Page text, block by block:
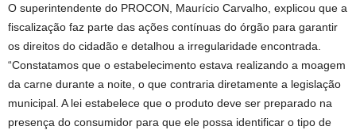
O superintendente do PROCON, Maurício Carvalho, explicou que a
fiscalização faz parte das ações contínuas do órgão para garantir
os direitos do cidadão e detalhou a irregularidade encontrada.
“Constatamos que o estabelecimento estava realizando a moagem
da carne durante a noite, o que contraria diretamente a legislação
municipal. A lei estabelece que o produto deve ser preparado na
presença do consumidor para que ele possa identificar o tipo de